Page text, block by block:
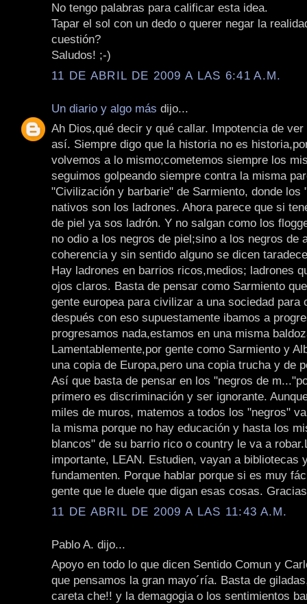
No tengo palabras para calificar esta idea.
Tapar el sol con un dedo o querer negar la
cuestión?
Saludos! ;-)
11 DE ABRIL DE 2009 A LAS 6:41 A.M.
Un diario y algo más dijo...
Ah Dios,qué decir y qué callar. Impotencia de
así. Siempre digo que la historia no es
volvemos a lo mismo;cometemos siempre los
seguimos golpeando siempre contra la misma
"Civilización y barbarie" de Sarmiento, donde los
nativos son los ladrones. Ahora parece que si
de piel ya sos ladrón. Y no salgan como los
no odio a los negros de piel;sino a los negros de
coherencia y sin sentido alguno se dicen
Hay ladrones en barrios ricos,medios; ladrones
ojos claros. Basta de pensar como Sarmiento
gente europea para civilizar a una sociedad para
después con eso supuestamente ibamos a
progresamos nada,estamos en una misma
Lamentablemente,por gente como Sarmiento y
una copia de Europa,pero una copia trucha y de
Así que basta de pensar en los "negros de
primero es discriminación y ser ignorante.
miles de muros, matemos a todos los "negros"
la misma porque no hay educación y hasta los
blancos" de su barrio rico o country le va a
importante, LEAN. Estudien, vayan a bibliotecas
fundamenten. Porque hablar porque si es muy
gente que le duele que digan esas cosas.
11 DE ABRIL DE 2009 A LAS 11:43 A.M.
Pablo A. dijo...
Apoyo en todo lo que dicen Sentido Comun y
que pensamos la gran mayo´ría. Basta de
careta che!! y la demagogia o los sentimientos